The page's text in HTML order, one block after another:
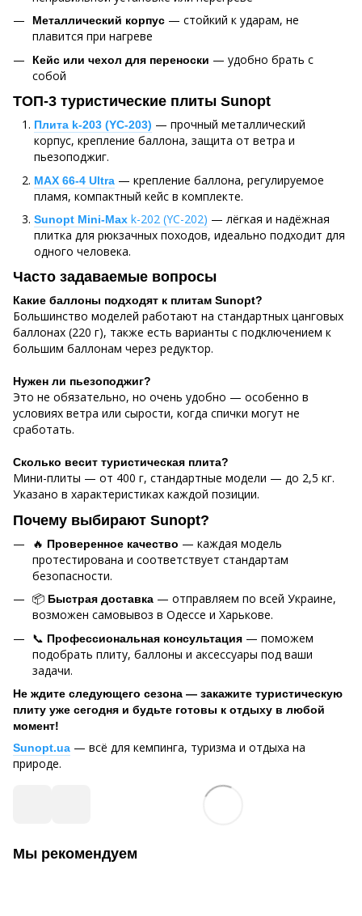
Металлический корпус — стойкий к ударам, не
плавится при нагреве
Кейс или чехол для переноски — удобно брать с
собой
ТОП-3 туристические плиты Sunopt
Плита k-203 (YC-203) — прочный металлический
корпус, крепление баллона, защита от ветра и
пьезоподжиг.
MAX 66-4​ Ultra — крепление баллона, регулируемое
пламя, компактный кейс в комплекте.
Sunopt Mini-Max k-202 (YC-202) — лёгкая и надёжная
плитка для рюкзачных походов, идеально подходит для
одного человека.
Часто задаваемые вопросы
Какие баллоны подходят к плитам Sunopt?
Большинство моделей работают на стандартных цанговых
баллонах (220 г), также есть варианты с подключением к
большим баллонам через редуктор.
Нужен ли пьезоподжиг?
Это не обязательно, но очень удобно — особенно в
условиях ветра или сырости, когда спички могут не
сработать.
Сколько весит туристическая плита?
Мини-плиты — от 400 г, стандартные модели — до 2,5 кг.
Указано в характеристиках каждой позиции.
Почему выбирают Sunopt?
🔥 Проверенное качество — каждая модель
протестирована и соответствует стандартам
безопасности.
📦 Быстрая доставка — отправляем по всей Украине,
возможен самовывоз в Одессе и Харькове.
📞 Профессиональная консультация — поможем
подобрать плиту, баллоны и аксессуары под ваши
задачи.
Не ждите следующего сезона — закажите туристическую
плиту уже сегодня и будьте готовы к отдыху в любой
момент!
Sunopt.ua — всё для кемпинга, туризма и отдыха на
природе.
Мы рекомендуем